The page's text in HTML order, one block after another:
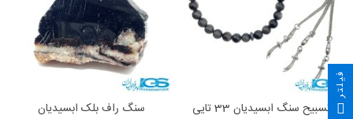
تسبیح سنگ ابسیدیان 33 تایی
سنگ راف بلک ابسیدیان
فیلتر